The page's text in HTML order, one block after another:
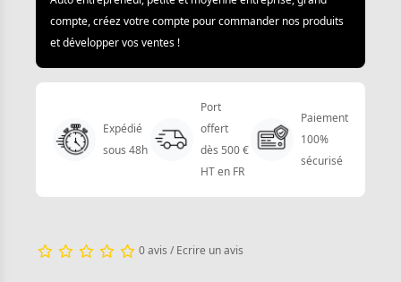
compte, créez votre compte pour commander nos produits
et développer vos ventes !
Expédié
sous 48h
Port
offert
dès 500 €
HT en FR
Paiement
100%
sécurisé
0 avis / Ecrire un avis